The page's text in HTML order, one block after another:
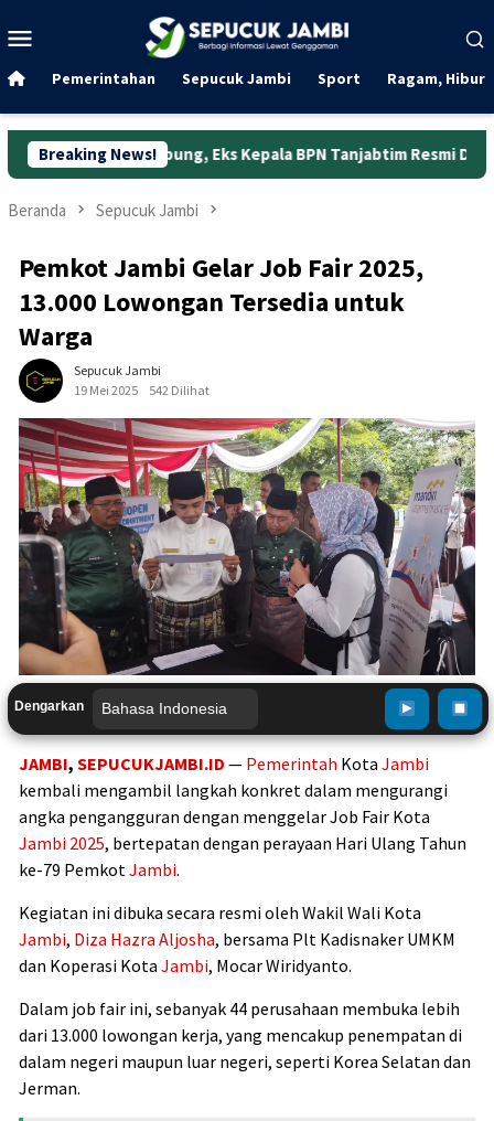
ke
Mobile
Pemerintahan Sepucuk Jambi Sport Ragam,
Breaking News!
Eks Kepala BPN Tanjabtim Resmi Ditahan Dunia
Beranda Sepucuk Jambi
Pemkot Jambi Gelar Job Fair 2025,
13.000 Lowongan Tersedia untuk
Warga
Sepucuk Jambi
19 Mei 2025
542 Dilihat
Dengarkan
JAMBI, SEPUCUKJAMBI.ID — Pemerintah Kota Jambi
kembali mengambil langkah konkret dalam mengurangi
angka pengangguran dengan menggelar Job Fair Kota
Jambi 2025, bertepatan dengan perayaan Hari Ulang Tahun
ke-79 PemkotJambi.
Kegiatan ini dibuka secara resmi oleh Wakil Wali Kota
Jambi, Diza Hazra Aljosha, bersama Plt Kadisnaker UMKM
dan Koperasi Kota Jambi, Mocar Wiridyanto.
Dalam job fair ini, sebanyak 44 perusahaan membuka lebih
dari 13.000 lowongan kerja, yang mencakup penempatan di
dalam negeri maupun luar negeri, seperti Korea Selatan dan
Jerman.